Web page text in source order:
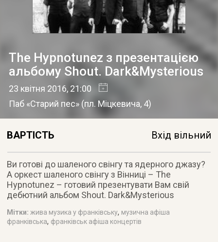
The Hypnotunez з презентацією
альбому Shout. Dark&Mysterious
23 квітня 2016, 21:00
Паб «Старий пес» (пл. Міцкевича, 4)
ВАРТІСТЬ Вхід вільний
Ви готові до шаленого свінгу та ядерного джазу?
А оркест шаленого свінгу з Вінниці – The
Hypnotunez – готовий презентувати Вам свій
дебютний альбом Shout. Dark&Mysterious
Мітки: жива музика у франківську, музична афіша
франківська, франківськ афіша концертів